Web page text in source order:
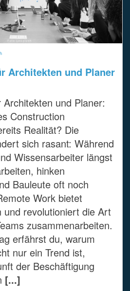
Architekten und Planer
und Planer:
Construction
Realität? Die
sich rasant: Während
Wissensarbeiter längst
hinken
Bauleute oft noch
Work bietet
und revolutioniert die Art
zusammenarbeiten.
erfährst du, warum
nur ein Trend ist,
der Beschäftigung
[...]